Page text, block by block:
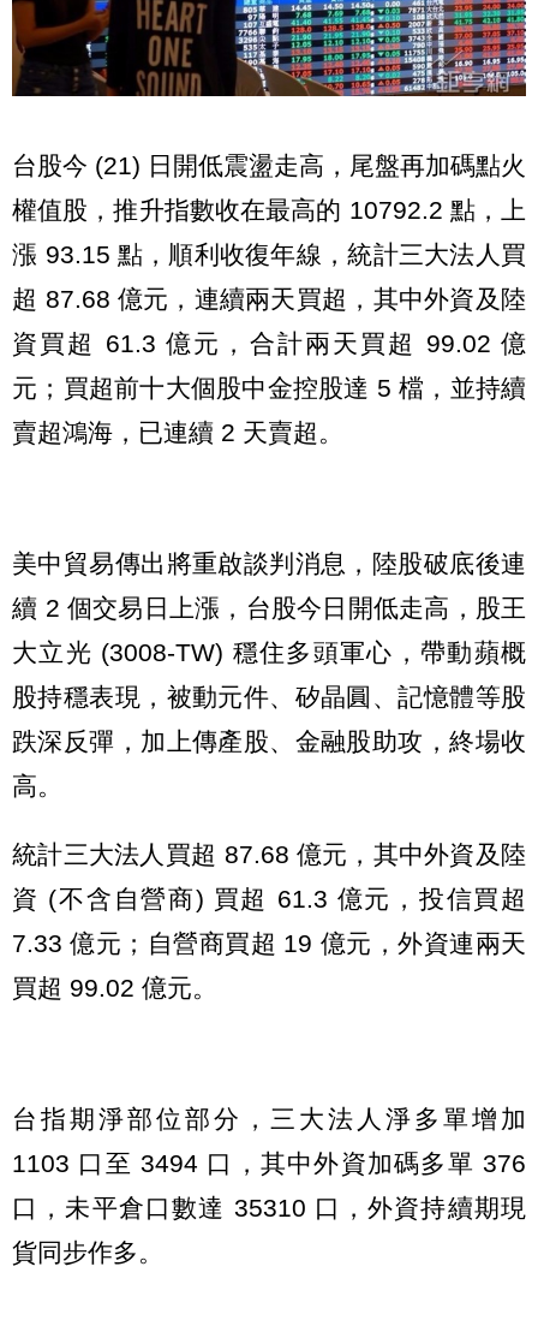
台股今 (21) 日開低震盪走高，尾盤再加碼點火
權值股，推升指數收在最高的 10792.2 點，上
漲 93.15 點，順利收復年線，統計三大法人買
超 87.68 億元，連續兩天買超，其中外資及陸
資買超 61.3 億元，合計兩天買超 99.02 億
元；買超前十大個股中金控股達 5 檔，並持續
賣超鴻海，已連續 2 天賣超。
美中貿易傳出將重啟談判消息，陸股破底後連
續 2 個交易日上漲，台股今日開低走高，股王
大立光 (3008-TW) 穩住多頭軍心，帶動蘋概
股持穩表現，被動元件、矽晶圓、記憶體等股
跌深反彈，加上傳產股、金融股助攻，終場收
高。
統計三大法人買超 87.68 億元，其中外資及陸
資 (不含自營商) 買超 61.3 億元，投信買超
7.33 億元；自營商買超 19 億元，外資連兩天
買超 99.02 億元。
台指期淨部位部分，三大法人淨多單增加
1103 口至 3494 口，其中外資加碼多單 376
口，未平倉口數達 35310 口，外資持續期現
貨同步作多。